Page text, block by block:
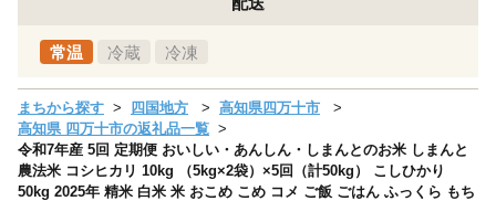
常温 冷蔵 冷凍
まちから探す 四国地方
高知県四万十市
高知県 四万十市の返礼品一覧
令和7年産 5回 定期便 おいしい・あんしん・しまんとのお米 しまんと
農法米 コシヒカリ 10kg （5kg×2袋）×5回（計50kg） こしひかり
50kg 2025年 精米 白米 米 おこめ こめ コメ ご飯 ごはん ふっくら もち